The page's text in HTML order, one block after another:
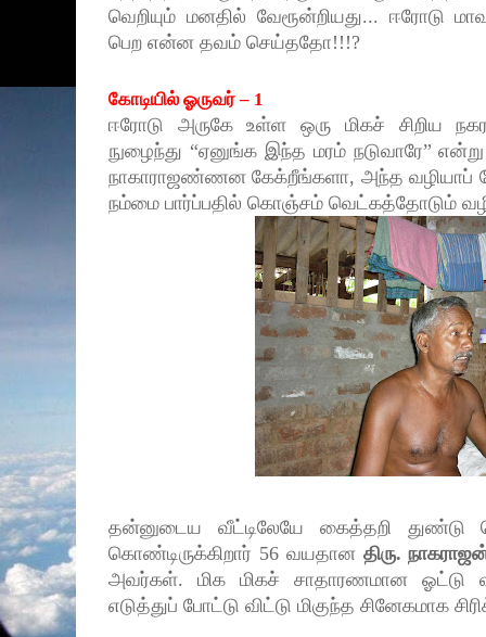
வெறியும் மனதில் வேரூன்றியது... ஈரோடு
பெற என்ன தவம் செய்ததோ!!!?
கோடியில் ஓருவர்– 1
ஈரோடு அருகே உள்ள ஒரு மிகச் சிறிய
நுழைந்து “ஏனுங்க இந்த மரம் நடுவாரே”
நாகாராஜண்ணன கேக்றீங்களா, அந்த வழியாப்
நம்மை பார்ப்பதில் கொஞ்சம் வெட்கத்தோடும் வழி
தன்னுடைய வீட்டிலேயே கைத்தறி துண்டு
கொண்டிருக்கிறார் 56 வயதான திரு.
அவர்கள். மிக மிகச் சாதாரணமான ஓட்டு
எடுத்துப் போட்டு விட்டு மிகுந்த சினேகமாக